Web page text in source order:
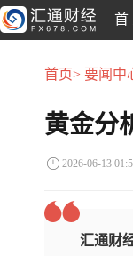
首
首页> 要闻中
黄金分
2026-06-13
汇通财